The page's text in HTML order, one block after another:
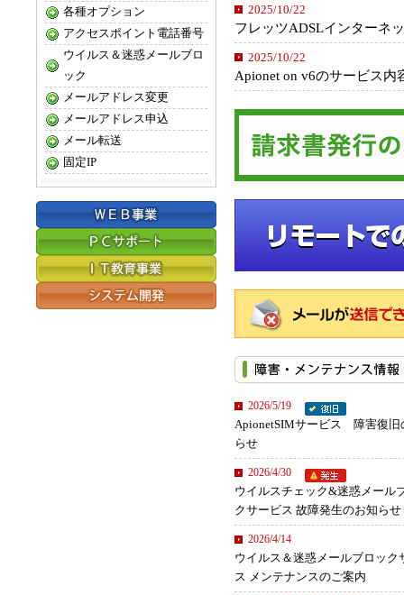
2025/10/22
フレッツADSLインターネ
2025/10/22
Apionet on v6のサービス内
2026/5/19
ApionetSIMサービス 障害復旧
らせ
2026/4/30
ウイルスチェック&迷惑メール
クサービス 故障発生のお知らせ
2026/4/14
ウイルス＆迷惑メールブロック
ス メンテナンスのご案内
各種オプション
アクセスポイント電話番号
ウイルス＆迷惑メールブロ
ック
メールアドレス変更
メールアドレス申込
メール転送
固定IP